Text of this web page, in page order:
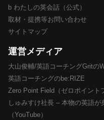
b わたしの英会話（公式）
取材・提携等お問い合わせ
サイトマップ
運営メディア
大山俊輔/英語コーチングGritの
英語コーチングのbe:RIZE
Zero Point Field（ゼロポイント
しゅみすけ社長 – 本物の英語
（YouTube）